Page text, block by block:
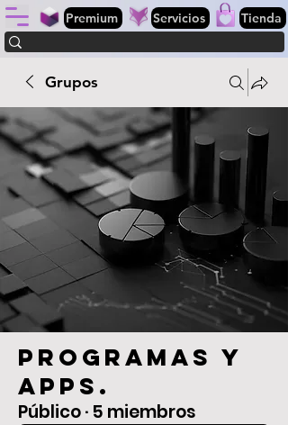
Premium Servicios Tienda
Grupos
Programas y
apps.
Público· 5 miembros